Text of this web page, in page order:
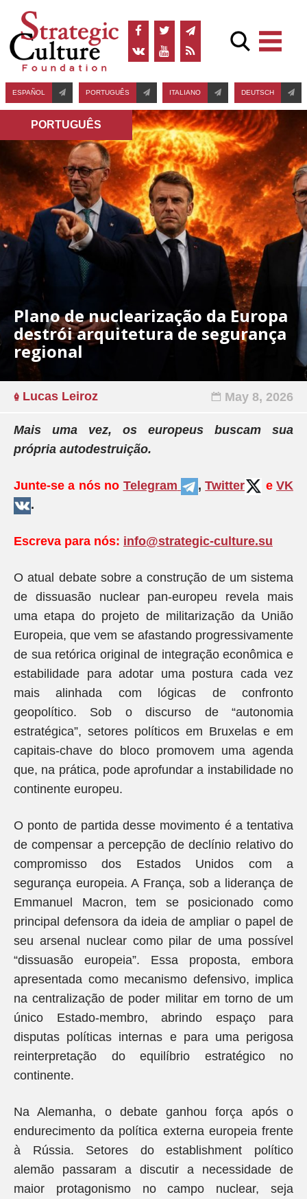
ESPAÑOL PORTUGUÊS ITALIANO DEUTSCH
PORTUGUÊS
Plano de nuclearização da Europa
destrói arquitetura de segurança
regional
Lucas Leiroz May 8, 2026
Mais uma vez, os europeus buscam sua
própria autodestruição.
Junte-se a nós no Telegram ,Twitter e VK
.
Escreva para nós: info@strategic-culture.su
O atual debate sobre a construção de um sistema
de dissuasão nuclear pan-europeu revela mais
uma etapa do projeto de militarização da União
Europeia, que vem se afastando progressivamente
de sua retórica original de integração econômica e
estabilidade para adotar uma postura cada vez
mais alinhada com lógicas de confronto
geopolítico. Sob o discurso de “autonomia
estratégica”, setores políticos em Bruxelas e em
capitais-chave do bloco promovem uma agenda
que, na prática, pode aprofundar a instabilidade no
continente europeu.
O ponto de partida desse movimento é a tentativa
de compensar a percepção de declínio relativo do
compromisso dos Estados Unidos com a
segurança europeia. A França, sob a liderança de
Emmanuel Macron, tem se posicionado como
principal defensora da ideia de ampliar o papel de
seu arsenal nuclear como pilar de uma possível
“dissuasão europeia”. Essa proposta, embora
apresentada como mecanismo defensivo, implica
na centralização de poder militar em torno de um
único Estado-membro, abrindo espaço para
disputas políticas internas e para uma perigosa
reinterpretação do equilíbrio estratégico no
continente.
Na Alemanha, o debate ganhou força após o
endurecimento da política externa europeia frente
à Rússia. Setores do establishment político
alemão passaram a discutir a necessidade de
maior protagonismo no campo nuclear, seja